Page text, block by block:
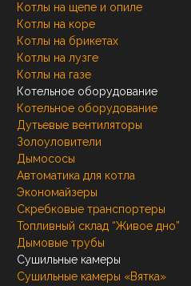
Котлы на щепе и опиле
Котлы на коре
Котлы на брикетах
Котлы на лузге
Котлы на газе
Котельное оборудование
Котельное оборудование
Дутьевые вентиляторы
Золоуловители
Дымососы
Автоматика для котла
Экономайзеры
Скребковые транспортеры
Топливный склад “Живое дно”
Дымовые трубы
Сушильные камеры
Сушильные камеры «Вятка»